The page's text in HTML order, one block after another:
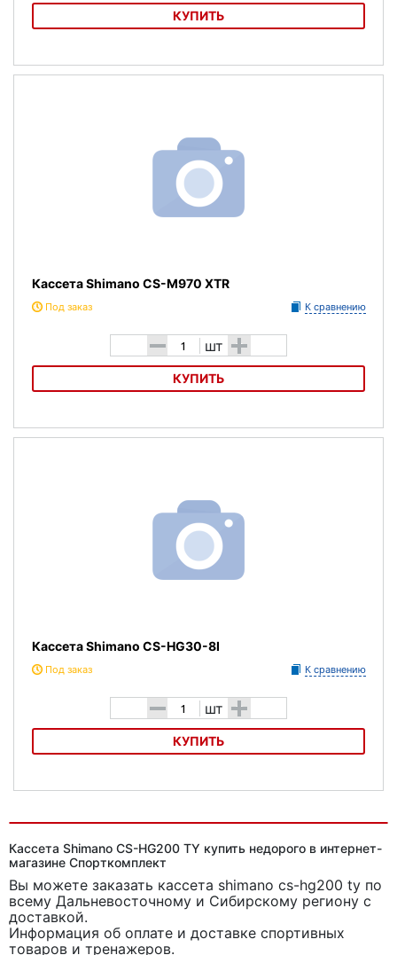
КУПИТЬ
Кассета Shimano Tiagra CS-HG50-9
Кассета Shimano CS-M970 XTR
Под заказ К сравнению
- шт +
КУПИТЬ
Кассета Shimano CS-M970 XTR
Кассета Shimano CS-HG30-8I
Под заказ К сравнению
- шт +
КУПИТЬ
Кассета Shimano CS-HG200 TY купить недорого в интернет-
магазине Спорткомплект
Вы можете заказать кассета shimano cs-hg200 ty по
всему Дальневосточному и Сибирскому региону с
доставкой.
Информация об оплате и доставке спортивных
товаров и тренажеров.